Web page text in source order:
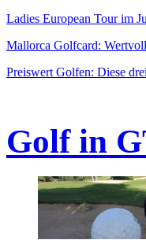
Ladies European Tour im
Mallorca Golfcard:
Preiswert Golfen: Diese
Golf in